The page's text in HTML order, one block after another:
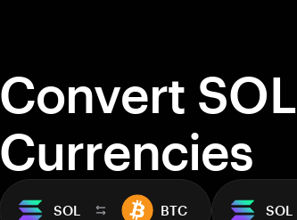
Convert
Currencies
SOL BTC SOL